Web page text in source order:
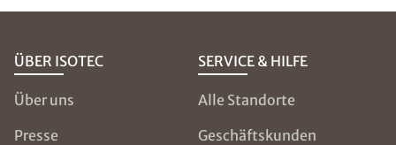
ÜBER ISOTEC
Über uns
Presse
SERVICE & HILFE
Alle Standorte
Geschäftskunden